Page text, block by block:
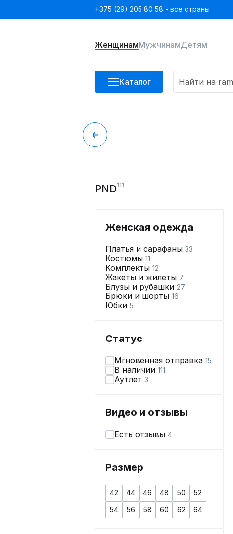
+375 (29) 205 80 58 - все страны
ЖенщинамМужчинамДетям
Каталог
PND111
Женская одежда
Платья и сарафаны 33
Костюмы 11
Комплекты 12
Жакеты и жилеты 7
Блузы и рубашки 27
Брюки и шорты 16
Юбки 5
Статус
Мгновенная отправка 15
В наличии 111
Аутлет 3
Видео и отзывы
Есть отзывы 4
Размер
42 44 46 48 50
52
54
56 58 60 62 64